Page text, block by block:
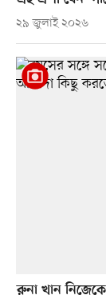
২৯ জুলাই ২০২৬
রুনা খান